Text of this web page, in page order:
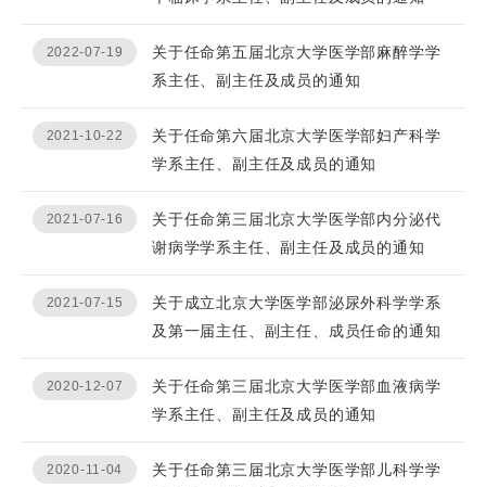
2022-07-19
关于任命第五届北京大学医学部麻醉学学
系主任、副主任及成员的通知
2021-10-22
关于任命第六届北京大学医学部妇产科学
学系主任、副主任及成员的通知
2021-07-16
关于任命第三届北京大学医学部内分泌代
谢病学学系主任、副主任及成员的通知
2021-07-15
关于成立北京大学医学部泌尿外科学学系
及第一届主任、副主任、成员任命的通知
2020-12-07
关于任命第三届北京大学医学部血液病学
学系主任、副主任及成员的通知
2020-11-04
关于任命第三届北京大学医学部儿科学学